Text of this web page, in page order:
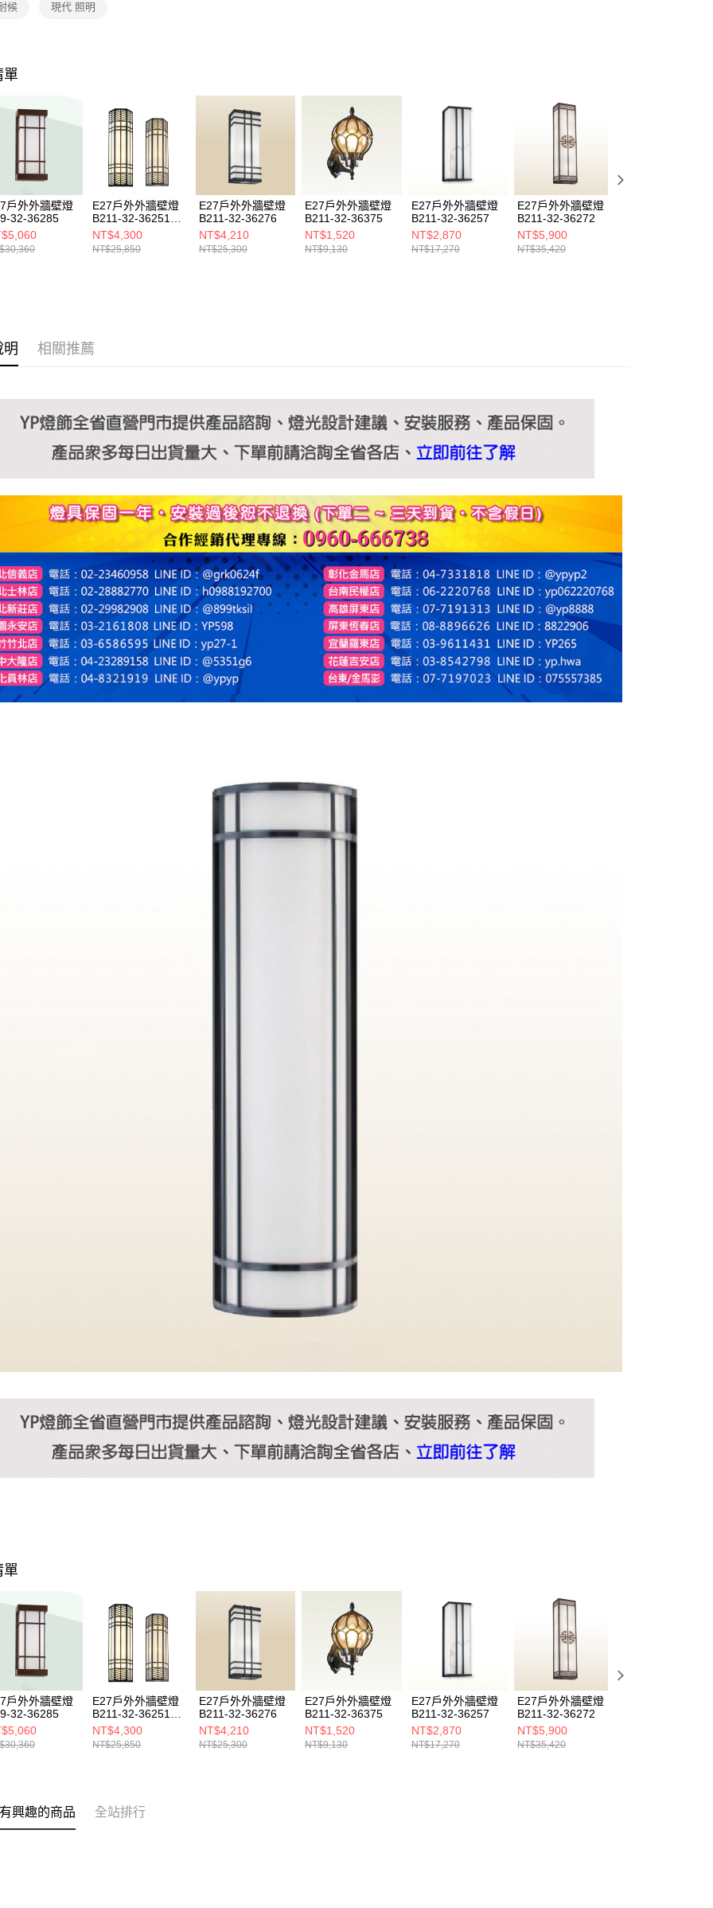
２．關於個人資料處理事宜，請瀏覽以下網址：
https://aftee.tw/terms/#terms3
３．未成年的使用者請事先徵得法定代理人或監護人之同意方可使用
「AFTEE先享後付」，若未經同意申辦者引起之損失，本公司不負相關責
４．使用「AFTEE先享後付」時，將依據個別帳號之用戶狀況，依本公司
即時審查核予不同之上限額度；若仍有額度不足之情形，本公司將視審查
結果請求用戶進行身份認證。
５．嚴禁一人註冊多個帳號或使用他人資訊註冊。若發現惡意使用之情
形，恩沛科技股份有限公司將有權停止該用戶之使用額度並採取法律行
候 現代 照明
單
戶外外牆壁燈
32-36285
E27戶外外牆壁燈
B211-32-36251
36252
NT$4,300
NT$25,850
E27戶外外牆壁燈
B211-32-36276
NT$4,210
NT$25,300
E27戶外外牆壁燈
B211-32-36375
NT$1,520
NT$9,130
E27戶外外牆壁燈
B211-32-36257
NT$2,870
NT$17,270
E27戶外外牆壁燈
B211-32-36272
NT$5,900
NT$35,420
明 相關推薦
單
戶外外牆壁燈
32-36285
E27戶外外牆壁燈
B211-32-36251
36252
NT$4,300
NT$25,850
E27戶外外牆壁燈
B211-32-36276
NT$4,210
NT$25,300
E27戶外外牆壁燈
B211-32-36375
NT$1,520
NT$9,130
E27戶外外牆壁燈
B211-32-36257
NT$2,870
NT$17,270
E27戶外外牆壁燈
B211-32-36272
NT$5,900
NT$35,420
興趣的商品 全站排行